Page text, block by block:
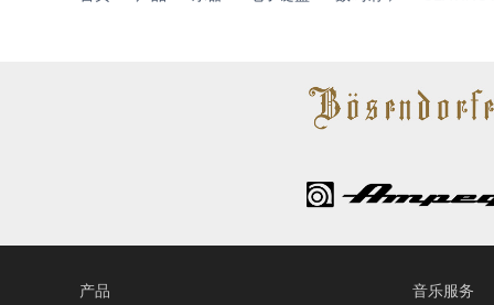
产品 音乐服务